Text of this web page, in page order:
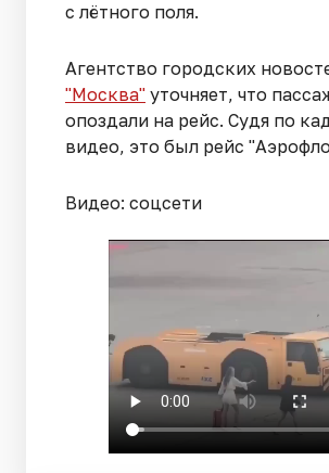
с лётного поля.
Агентство городских
"Москва" уточняет, что
опоздали на рейс. Судя по
видео, это был рейс
Видео: соцсети